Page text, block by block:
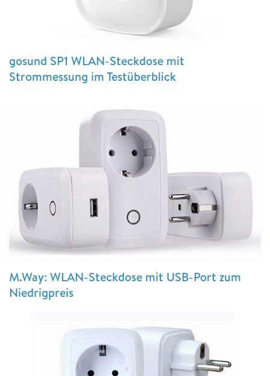
gosund SP1 WLAN-Steckdose mit
Strommessung im Testüberblick
M.Way: WLAN-Steckdose mit USB-Port zum
Niedrigpreis